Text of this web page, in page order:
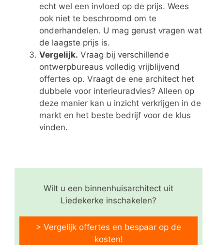
echt wel een invloed op de prijs. Wees
ook niet te beschroomd om te
onderhandelen. U mag gerust vragen wat
de laagste prijs is.
Vergelijk. Vraag bij verschillende
ontwerpbureaus volledig vrijblijvend
offertes op. Vraagt de ene architect het
dubbele voor interieuradvies? Alleen op
deze manier kan u inzicht verkrijgen in de
markt en het beste bedrijf voor de klus
vinden.
Wilt u een binnenhuisarchitect uit
Liedekerke inschakelen?
> Vergelijk offertes en bespaar op de
kosten!